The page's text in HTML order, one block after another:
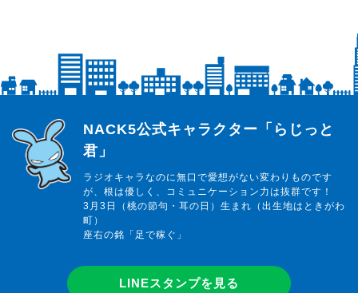
らじっと君
NACK5公式キャラクター「らじっと
君」
ラジオキャラなのに無口で愛想がない変わりものです
が、根は優しく、コミュニケーション力は抜群です！
3月3日（桃の節句・耳の日）生まれ（出生地はときがわ
町）
座右の銘「足で稼ぐ」
LINEスタンプを見る